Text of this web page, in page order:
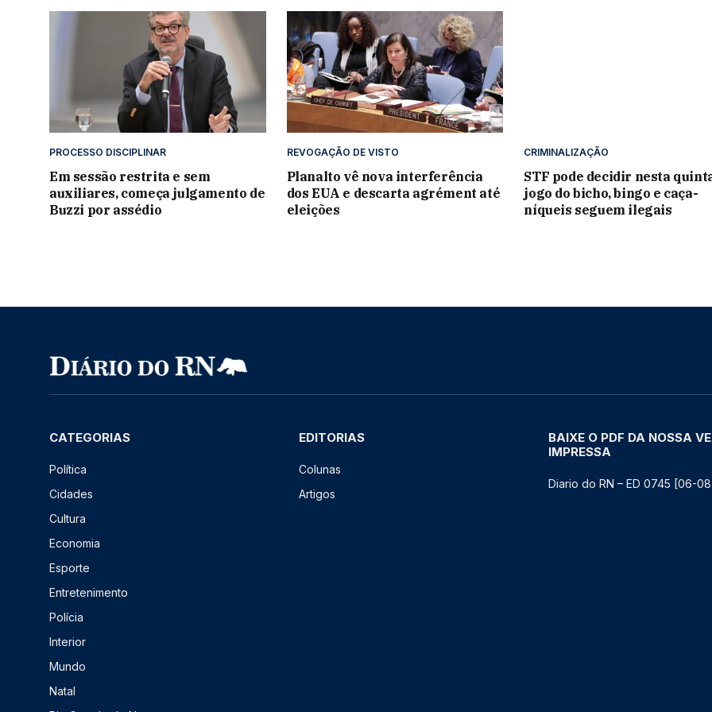
PROCESSO DISCIPLINAR
Em sessão restrita e sem
auxiliares, começa julgamento de
Buzzi por assédio
REVOGAÇÃO DE VISTO
Planalto vê nova interferência
dos EUA e descarta agrément até
eleições
CRIMINALIZAÇÃO
STF pode decidir nesta
jogo do bicho, bingo e caça-
níqueis seguem ilegais
CATEGORIAS
Política
Cidades
Cultura
Economia
Esporte
Entretenimento
Polícia
Interior
Mundo
Natal
EDITORIAS
Colunas
Artigos
BAIXE O PDF DA NOSSA
IMPRESSA
Diario do RN – ED 0745 [06-